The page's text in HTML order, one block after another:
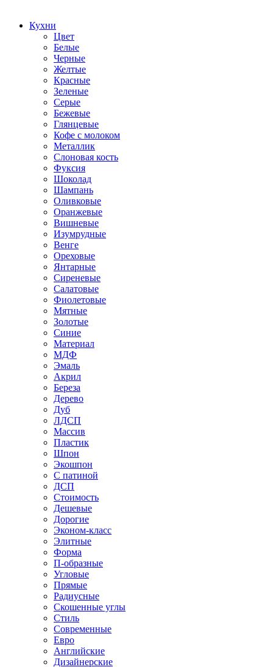
Кухни
Цвет
Белые
Черные
Желтые
Красные
Зеленые
Серые
Бежевые
Глянцевые
Кофе с молоком
Металлик
Слоновая кость
Фуксия
Шоколад
Шампань
Оливковые
Оранжевые
Вишневые
Изумрудные
Венге
Ореховые
Янтарные
Сиреневые
Салатовые
Фиолетовые
Мятные
Золотые
Синие
Материал
МДФ
Эмаль
Акрил
Береза
Дерево
Дуб
ЛДСП
Массив
Пластик
Шпон
Экошпон
С патиной
ДСП
Стоимость
Дешевые
Дорогие
Эконом-класс
Элитные
Форма
П-образные
Угловые
Прямые
Радиусные
Скошенные углы
Стиль
Современные
Евро
Английские
Дизайнерские